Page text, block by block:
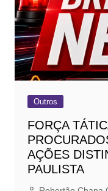
Outros
FORÇA
AÇÕES
PAULISTA